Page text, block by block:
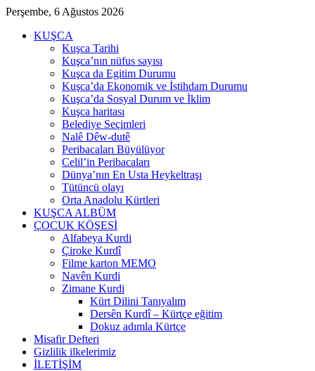
Perşembe, 6 Ağustos 2026
KUŞCA
Kuşca Tarihi
Kuşca’nın nüfus sayısı
Kuşca da Egitim Durumu
Kuşca’da Ekonomik ve İstihdam Durumu
Kuşca’da Sosyal Durum ve İklim
Kuşca haritası
Belediye Seçimleri
Nalê Dêw-dutê
Peribacaları Büyülüyor
Celil’in Peribacaları
Dünya’nın En Usta Heykeltraşı
Tütüncü olayı
Orta Anadolu Kürtleri
KUŞCA ALBÜM
ÇOCUK KÖŞESİ
Alfabeya Kurdi
Çiroke Kurdî
Filme karton MEMO
Navên Kurdi
Zimane Kurdi
Kürt Dilini Tanıyalım
Dersên Kurdî – Kürtçe eğitim
Dokuz adımla Kürtçe
Misafir Defteri
Gizlilik ilkelerimiz
İLETİŞİM